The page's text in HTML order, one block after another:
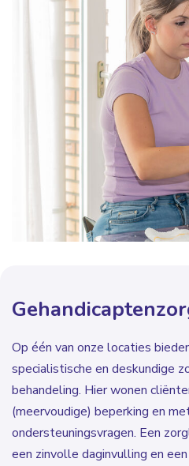
Op één van onze locaties
specialistische en deskundige
behandeling. Hier wonen
(meervoudige) beperking en
ondersteuningsvragen. Een
een zinvolle daginvulling en